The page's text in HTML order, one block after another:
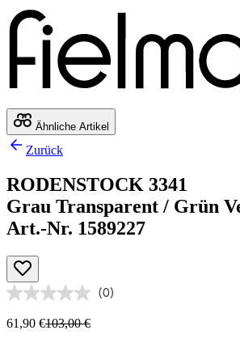
Ähnliche Artikel
Zurück
RODENSTOCK 3341
Grau Transparent / Grün
Art.-Nr. 1589227
(0)
61,90 €103,00 €